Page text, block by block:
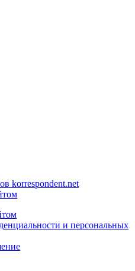
korrespondent.net
и персональных